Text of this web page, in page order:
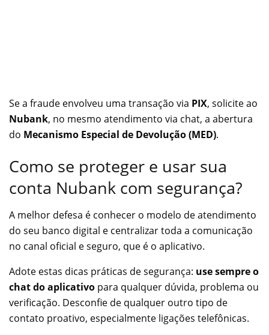
Se a fraude envolveu uma transação via PIX, solicite ao
Nubank, no mesmo atendimento via chat, a abertura
do Mecanismo Especial de Devolução (MED).
Como se proteger e usar sua
conta Nubank com segurança?
A melhor defesa é conhecer o modelo de atendimento
do seu banco digital e centralizar toda a comunicação
no canal oficial e seguro, que é o aplicativo.
Adote estas dicas práticas de segurança: use sempre o
chat do aplicativo para qualquer dúvida, problema ou
verificação. Desconfie de qualquer outro tipo de
contato proativo, especialmente ligações telefônicas.